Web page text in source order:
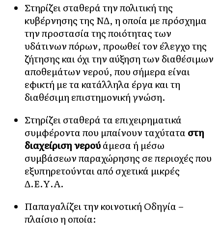
Στηρίζει σταθερά την πολιτική της
κυβέρνησης της ΝΔ, η οποία με πρόσχημα
την προστασία της ποιότητας των
υδάτινων πόρων, προωθεί τον έλεγχο της
ζήτησης και όχι την αύξηση των διαθέσιμων
αποθεμάτων νερού, που σήμερα είναι
εφικτή με τα κατάλληλα έργα και τη
διαθέσιμη επιστημονική γνώση.
Στηρίζει σταθερά τα επιχειρηματικά
συμφέροντα που μπαίνουν ταχύτατα στη
διαχείριση νερούάμεσα ή μέσω
συμβάσεων παραχώρησης σε περιοχές που
εξυπηρετούνται από σχετικά μικρές
Δ.Ε.Υ.Α.
Παπαγαλίζει την κοινοτική Οδηγία –
πλαίσιο η οποία: